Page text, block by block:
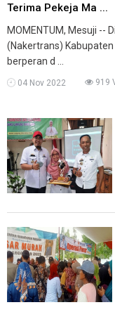
Terima Pekeja Ma ...
MOMENTUM, Mesuji --
(Nakertrans)
berperan d ...
04 Nov 2022 919